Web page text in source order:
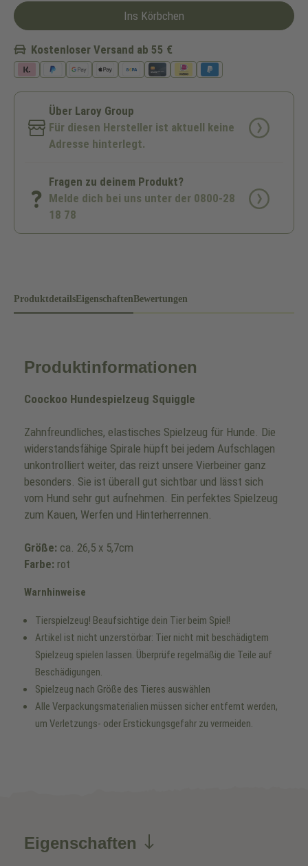
Ins Körbchen
Kostenloser Versand ab 55 €
Über Laroy Group
Für diesen Hersteller ist aktuell keine
Adresse hinterlegt.
Fragen zu deinem Produkt?
Melde dich bei uns unter der 0800-28
18 78
ProduktdetailsEigenschaftenBewertungen
Produktinformationen
Coockoo Hundespielzeug Squiggle
Zahnfreundliches, elastisches Spielzeug für Hunde. Die
widerstandsfähige Spirale hüpft bei jedem Aufschlagen
unkontrolliert weiter, das reizt unsere Vierbeiner ganz
besonders. Sie ist überall gut sichtbar und lässt sich
vom Hund sehr gut aufnehmen. Ein perfektes Spielzeug
zum Kauen, Werfen und Hinterherrennen.
Größe: ca. 26,5 x 5,7cm
Farbe: rot
Warnhinweise
Tierspielzeug! Beaufsichtige dein Tier beim Spiel!
Artikel ist nicht unzerstörbar: Tier nicht mit beschädigtem
Spielzeug spielen lassen. Überprüfe regelmäßig die Teile auf
Beschädigungen.
Spielzeug nach Größe des Tieres auswählen
Alle Verpackungsmaterialien müssen sicher entfernt werden,
um Verletzungs- oder Erstickungsgefahr zu vermeiden.
Eigenschaften